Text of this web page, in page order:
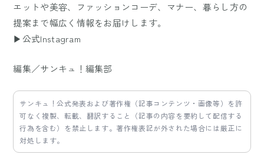
エットや美容、ファッションコーデ、マナー、暮らし方の
提案まで幅広く情報をお届けします。
▶公式Instagram
編集／サンキュ！編集部
サンキュ！公式発表および著作権（記事コンテンツ・画像等）を許
可なく複製、転載、翻訳すること（記事の内容を要約して配信する
行為を含む）を禁止します。著作権表記が外された場合には厳正に
対処します。